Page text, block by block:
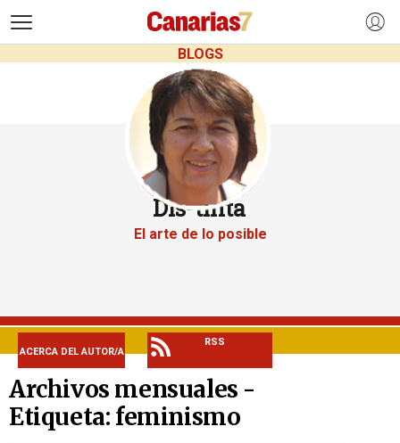
BLOGS
Dis-tinta
El arte de lo posible
ACERCA DEL AUTOR/A
RSS
Archivos mensuales -
Etiqueta: feminismo